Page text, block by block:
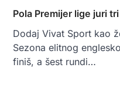
Pola Premijer lige juri
Dodaj Vivat Sport kao
Sezona elitnog
finiš, a šest rundi…